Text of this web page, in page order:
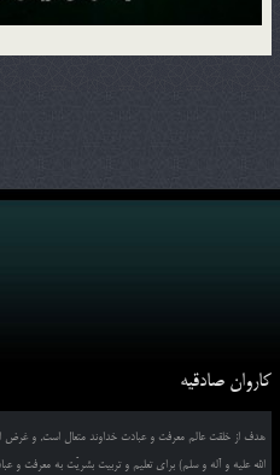
کاروان صادقیه
هدف از خلقت عالم معرفت و عبادت خداوند متعال است, و غرض
الله علیه و آله و سلم) برای تعلیم و تربیت بشریّت به معرفت و